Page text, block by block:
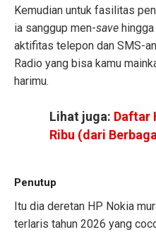
Kemudian untuk fasilitas
ia sanggup men-save
aktifitas telepon dan SMS-
Radio yang bisa kamu
harimu.
Lihat juga: Daftar
Ribu (dari
Penutup
Itu dia deretan HP Nokia
terlaris tahun 2026 yang